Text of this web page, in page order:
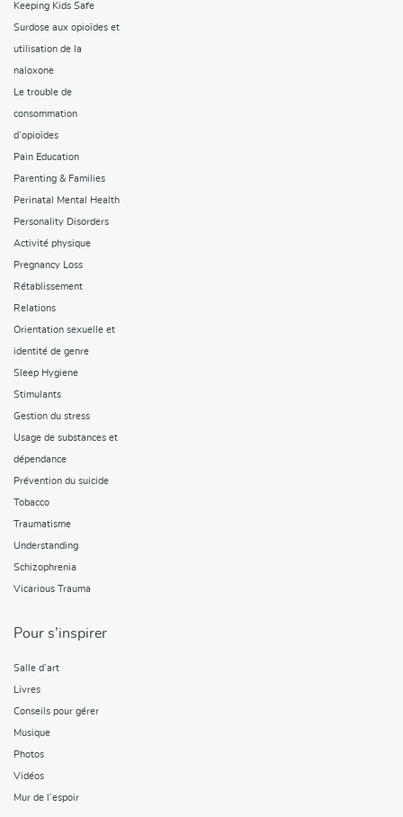
Keeping Kids Safe
Surdose aux opioïdes et
utilisation de la
naloxone
Le trouble de
consommation
d’opioïdes
Pain Education
Parenting & Families
Perinatal Mental Health
Personality Disorders
Activité physique
Pregnancy Loss
Rétablissement
Relations
Orientation sexuelle et
identité de genre
Sleep Hygiene
Stimulants
Gestion du stress
Usage de substances et
dépendance
Prévention du suicide
Tobacco
Traumatisme
Understanding
Schizophrenia
Vicarious Trauma
Pour s’inspirer
Salle d’art
Livres
Conseils pour gérer
Musique
Photos
Vidéos
Mur de l’espoir